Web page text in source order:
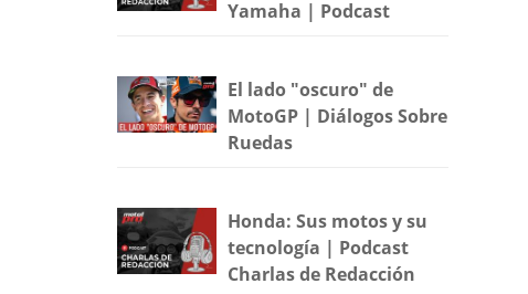
Yamaha | Podcast
El lado "oscuro" de
MotoGP | Diálogos Sobre
Ruedas
Honda: Sus motos y su
tecnología | Podcast
Charlas de Redacción